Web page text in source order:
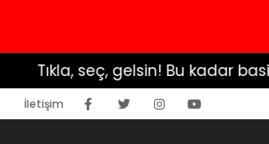
️ Tıkla, seç, gelsin! Bu kadar basit!
İletişim